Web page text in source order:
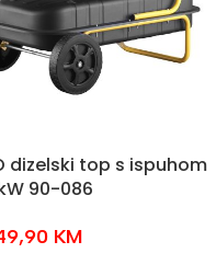
dizelski top s ispuhom
90-086
KM